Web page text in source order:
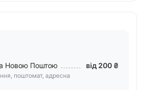
Новою Поштою
поштомат, адресна
від 200 ₴